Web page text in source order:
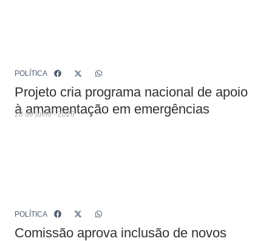
POLÍTICA
Projeto cria programa nacional de apoio
à amamentação em emergências
28 de julho - 2026
POLÍTICA
Comissão aprova inclusão de novos